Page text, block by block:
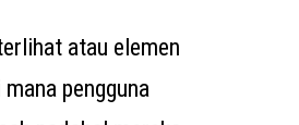
atau elemen
pengguna